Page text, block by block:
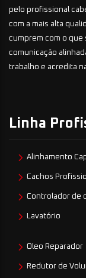
pelo profissional
com a mais alta
cumprem com o que
comunicação
trabalho e acredita
Linha
Alinhamento
Cachos
Controlador de
Lavatório
Oleo Reparador
Redutor de